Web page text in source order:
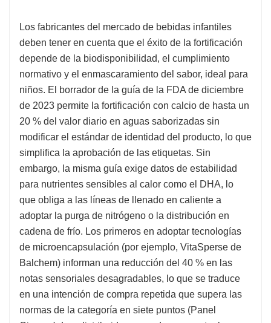
Los fabricantes del mercado de bebidas infantiles
deben tener en cuenta que el éxito de la fortificación
depende de la biodisponibilidad, el cumplimiento
normativo y el enmascaramiento del sabor, ideal para
niños. El borrador de la guía de la FDA de diciembre
de 2023 permite la fortificación con calcio de hasta un
20 % del valor diario en aguas saborizadas sin
modificar el estándar de identidad del producto, lo que
simplifica la aprobación de las etiquetas. Sin
embargo, la misma guía exige datos de estabilidad
para nutrientes sensibles al calor como el DHA, lo
que obliga a las líneas de llenado en caliente a
adoptar la purga de nitrógeno o la distribución en
cadena de frío. Los primeros en adoptar tecnologías
de microencapsulación (por ejemplo, VitaSperse de
Balchem) informan una reducción del 40 % en las
notas sensoriales desagradables, lo que se traduce
en una intención de compra repetida que supera las
normas de la categoría en siete puntos (Panel